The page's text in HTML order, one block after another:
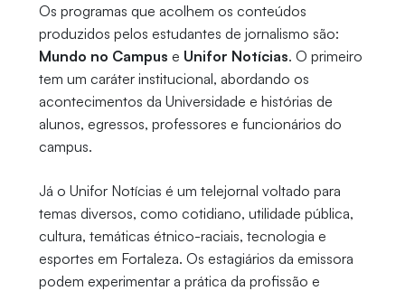
Os programas que acolhem os conteúdos
produzidos pelos estudantes de jornalismo são:
Mundo no Campus e Unifor Notícias. O primeiro
tem um caráter institucional, abordando os
acontecimentos da Universidade e histórias de
alunos, egressos, professores e funcionários do
campus.
Já o Unifor Notícias é um telejornal voltado para
temas diversos, como cotidiano, utilidade pública,
cultura, temáticas étnico-raciais, tecnologia e
esportes em Fortaleza. Os estagiários da emissora
podem experimentar a prática da profissão e